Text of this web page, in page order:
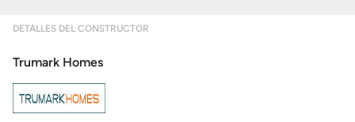
DETALLES DEL CONSTRUCTOR
Trumark Homes